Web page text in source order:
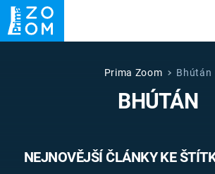
UFO DRUHÁ
VETŘELCI DÁVNOVĚKU
Prima Zoom Bhútán
BHÚTÁN
NEJNOVĚJŠÍ ČLÁNKY KE